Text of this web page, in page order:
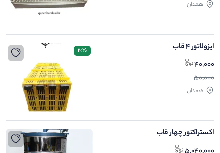
همدان
ایزولاتور 4 قاب
40,000
50,000
همدان
20%
اکستراکتور چهار قاب